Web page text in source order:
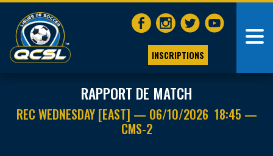
INSCRIPTIONS
RAPPORT DE MATCH
REC WEDNESDAY [EAST] — 06/10/2026 18:45 —
CMS-2